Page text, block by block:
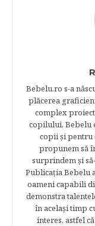
Bebelu.ro s-a
plăcerea
complex
copilului. Bebelu
copii şi pentru
propunem să
surprindem şi
Publicația Bebelu
oameni capabili
demonstra
în acelaşi timp
interes, astfel